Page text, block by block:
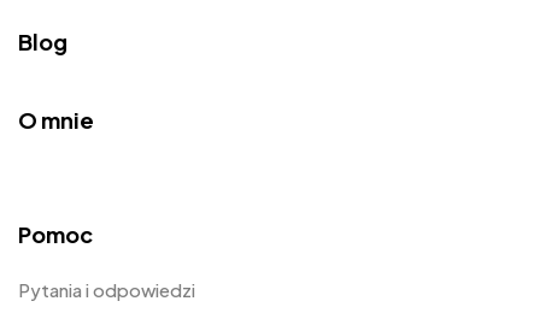
Blog
O mnie
Pomoc
Pytania i odpowiedzi